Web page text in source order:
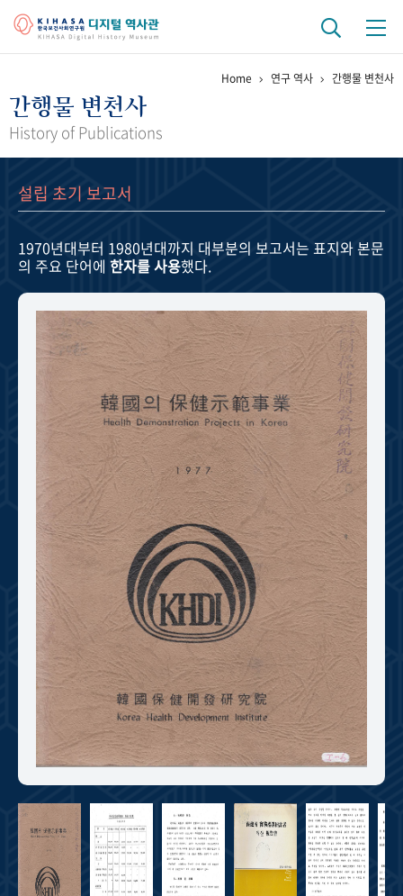
걸어온 길 기관 변천사
정책과 연구 키워드로 보는 연구 역사
연구자들
기록물 아카이브
사진 아카이브 문서 기록물 행정박물 영상 기록물
주년 기념
성과 50선 숫자로 보는 50년 50+1주년 광장
세계와 함께 한 KIHASA
VR 역사관
Home 연구 역사 간행물 변천사
간행물 변천사
History of Publications
설립 초기 보고서
1970년대부터 1980년대까지 대부분의 보고서는 표지와 본문
의 주요 단어에 한자를 사용했다.